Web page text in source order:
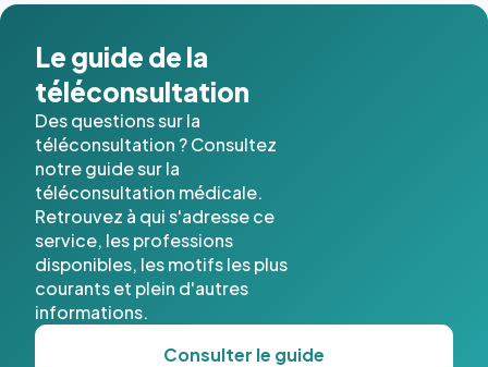
Le guide de la
téléconsultation
Des questions sur la
téléconsultation ? Consultez
notre guide sur la
téléconsultation médicale.
Retrouvez à qui s'adresse ce
service, les professions
disponibles, les motifs les plus
courants et plein d'autres
informations.
Consulter le guide